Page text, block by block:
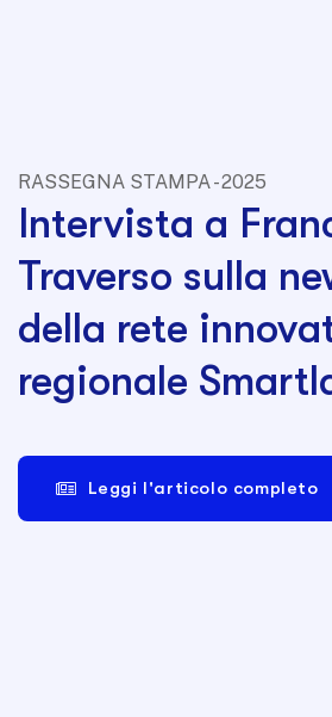
RASSEGNA STAMPA - 2025
Intervista a
Traverso sulla
della rete
regionale
Leggi l'articolo completo